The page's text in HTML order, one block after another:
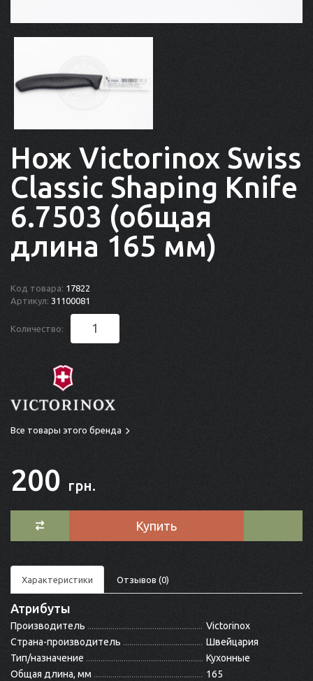
Нож Victorinox Swiss
Classic Shaping Knife
6.7503 (общая
длина 165 мм)
Код товара: 17822
Артикул: 31100081
Количество:
Все товары этого бренда
200 грн.
Купить
Характеристики Отзывов (0)
Атрибуты
Производитель
Victorinox
Страна-производитель
Швейцария
Тип/назначение
Кухонные
Общая длина, мм
165